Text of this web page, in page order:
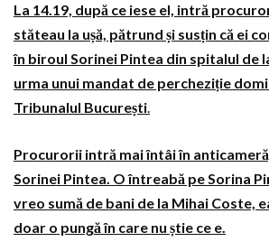
La 14.19, după ce iese el, intră
stăteau la ușă, pătrund și susțin că ei
în biroul Sorinei Pintea din spitalul de
urma unui mandat de percheziție
Tribunalul București.
Procurorii intră mai întâi în
Sorinei Pintea. O întreabă pe Sorina
vreo sumă de bani de la Mihai Coste,
doar o pungă în care nu știe ce e.